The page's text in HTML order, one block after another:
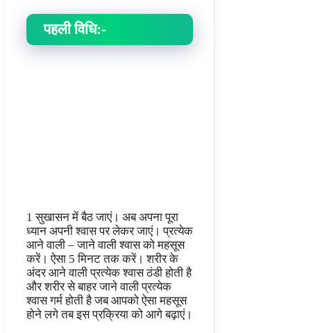
पहली विधि:-
1 सुखासन में बैठ जाएं। अब अपना पूरा
ध्यान अपनी श्वास पर लेकर जाएं। प्रत्येक
आने वाली – जाने वाली श्वास को महसूस
करें। ऐसा 5 मिनट तक करें। शरीर के
अंदर आने वाली प्रत्येक श्वास ठंडी होती है
और शरीर से बाहर जाने वाली प्रत्येक
श्वास गर्म होती है जब आपको ऐसा महसूस
होने लगे तब इस प्रक्रिया को आगे बढ़ाएं।